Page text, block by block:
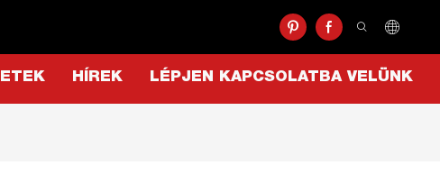
HÍREK LÉPJEN KAPCSOLATBA VELÜNK